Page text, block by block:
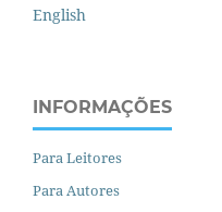
English
INFORMAÇÕES
Para Leitores
Para Autores